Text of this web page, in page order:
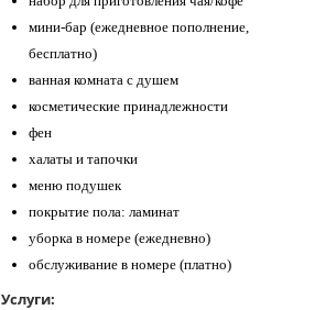
мини-бар (ежедневное пополнение,
бесплатно)
ванная комната с душем
косметические принадлежности
фен
халаты и тапочки
меню подушек
покрытие пола: ламинат
уборка в номере (ежедневно)
обслуживание в номере (платно)
Услуги: